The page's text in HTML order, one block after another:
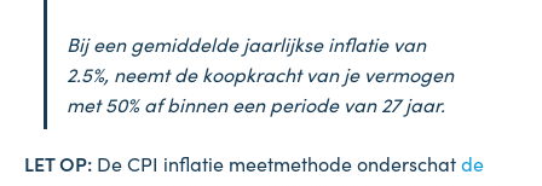
Bij een gemiddelde jaarlijkse inflatie van
2.5%, neemt de koopkracht van je vermogen
met 50% af binnen een periode van 27 jaar.
LET OP: De CPI inflatie meetmethode onderschatde